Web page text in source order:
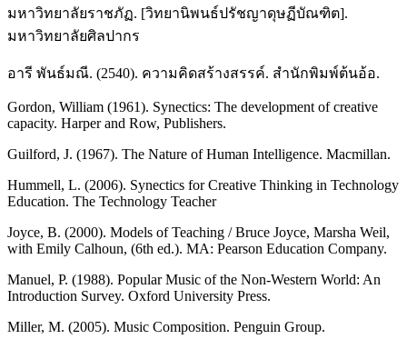
มหาวิทยาลัยราชภัฏ. [วิทยานิพนธ์ปรัชญาดุษฏีบัณฑิต].
มหาวิทยาลัยศิลปากร
อารี พันธ์มณี. (2540). ความคิดสร้างสรรค์. สํานักพิมพ์ต้นอ้อ.
Gordon, William (1961). Synectics: The development of creative
capacity. Harper and Row, Publishers.
Guilford, J. (1967). The Nature of Human Intelligence. Macmillan.
Hummell, L. (2006). Synectics for Creative Thinking in Technology
Education. The Technology Teacher
Joyce, B. (2000). Models of Teaching / Bruce Joyce, Marsha Weil,
with Emily Calhoun, (6th ed.). MA: Pearson Education Company.
Manuel, P. (1988). Popular Music of the Non-Western World: An
Introduction Survey. Oxford University Press.
Miller, M. (2005). Music Composition. Penguin Group.